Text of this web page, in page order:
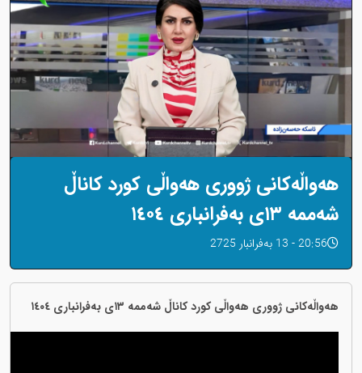
هەواڵەکانی ژووری هەواڵی کورد کاناڵ
شەممە ١٣ی بەفرانباری ١٤٠٤
20:56 - 13 بەفرانبار 2725
هەواڵەکانی ژووری هەواڵی کورد کاناڵ شەممە ١٣ی بەفرانباری ١٤٠٤